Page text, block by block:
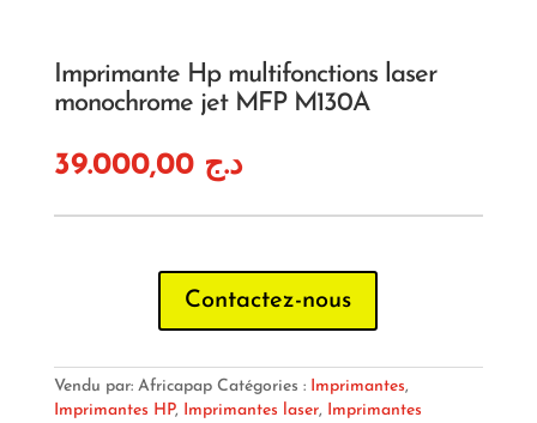
Imprimante Hp multifonctions laser
monochrome jet MFP M130A
د.ج 39.000,00
Contactez-nous
Vendu par: Africapap Catégories : Imprimantes,
Imprimantes HP, Imprimantes laser,
Imprimantes